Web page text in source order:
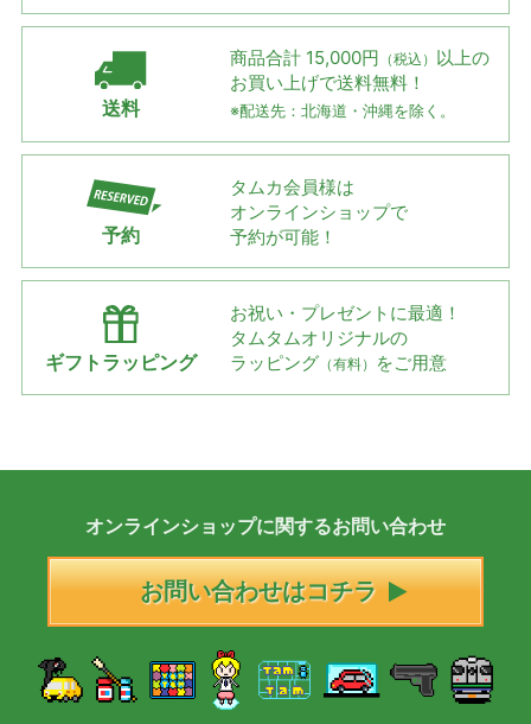
送料
商品合計 15,000円 （税込） 以上の
お買い上げで送料無料！
※配送先：北海道・沖縄を除く。
予約
タムカ会員様は
オンラインショップで
予約が可能！
ギフトラッピング
お祝い・プレゼントに最適！
タムタムオリジナルの
ラッピング （有料） をご用意
オンラインショップに関するお問い合わせ
お問い合わせはコチラ